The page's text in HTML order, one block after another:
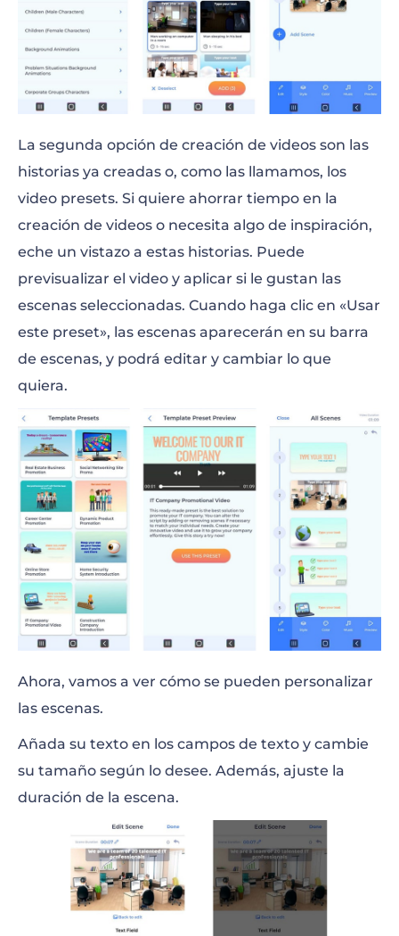
La segunda opción de creación de videos son las
historias ya creadas o, como las llamamos, los
video presets. Si quiere ahorrar tiempo en la
creación de videos o necesita algo de inspiración,
eche un vistazo a estas historias. Puede
previsualizar el video y aplicar si le gustan las
escenas seleccionadas. Cuando haga clic en «Usar
este preset», las escenas aparecerán en su barra
de escenas, y podrá editar y cambiar lo que
quiera.
Ahora, vamos a ver cómo se pueden personalizar
las escenas.
Añada su texto en los campos de texto y cambie
su tamaño según lo desee. Además, ajuste la
duración de la escena.